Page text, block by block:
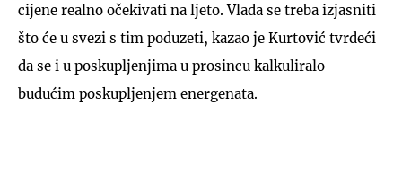
cijene realno očekivati na ljeto. Vlada se treba izjasniti
što će u svezi s tim poduzeti, kazao je Kurtović tvrdeći
da se i u poskupljenjima u prosincu kalkuliralo
budućim poskupljenjem energenata.